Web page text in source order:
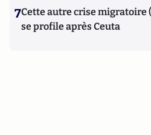
7Cette autre crise migratoire
se profile après Ceuta